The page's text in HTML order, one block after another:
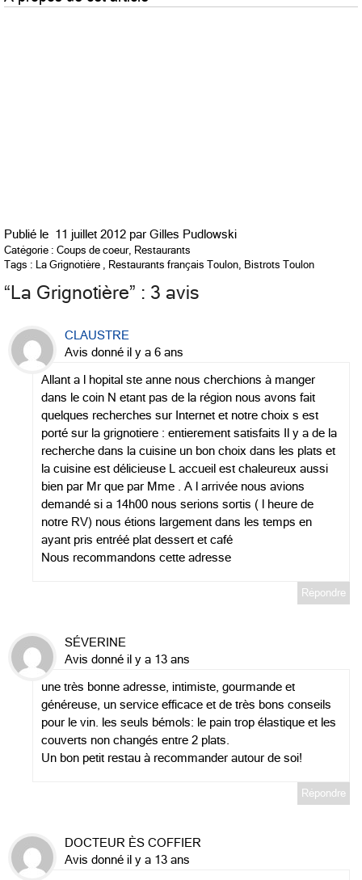
Publié le 11 juillet 2012 par Gilles Pudlowski
Catégorie : Coups de coeur, Restaurants
Tags : La Grignotière , Restaurants français Toulon, Bistrots Toulon
“ La Grignotière” : 3 avis
CLAUSTRE
Avis donné il y a 6 ans
Allant a l hopital ste anne nous cherchions à manger
dans le coin N etant pas de la région nous avons fait
quelques recherches sur Internet et notre choix s est
porté sur la grignotiere : entierement satisfaits Il y a de la
recherche dans la cuisine un bon choix dans les plats et
la cuisine est délicieuse L accueil est chaleureux aussi
bien par Mr que par Mme . A l arrivée nous avions
demandé si a 14h00 nous serions sortis ( l heure de
notre RV) nous étions largement dans les temps en
ayant pris entréé plat dessert et café
Nous recommandons cette adresse
Répondre
SÉVERINE
Avis donné il y a 13 ans
une très bonne adresse, intimiste, gourmande et
généreuse, un service efficace et de très bons conseils
pour le vin. les seuls bémols: le pain trop élastique et les
couverts non changés entre 2 plats.
Un bon petit restau à recommander autour de soi!
Répondre
DOCTEUR ÈS COFFIER
Avis donné il y a 13 ans